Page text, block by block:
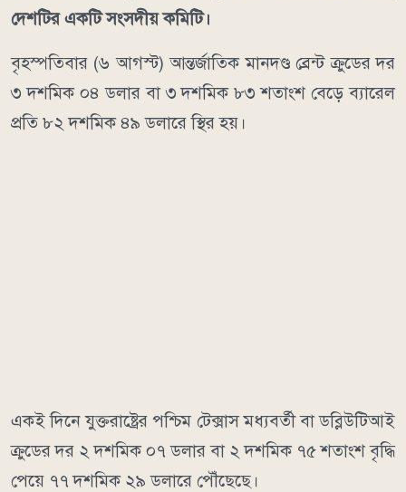
দেশটির একটি সংসদীয় কমিটি।
বৃহস্পতিবার (৬ আগস্ট) আন্তর্জাতিক মানদণ্ড ব্রেন্ট ক্রুডের দর
৩ দশমিক ০৪ ডলার বা ৩ দশমিক ৮৩ শতাংশ বেড়ে ব্যারেল
প্রতি ৮২ দশমিক ৪৯ ডলারে স্থির হয়।
একই দিনে যুক্তরাষ্ট্রের পশ্চিম টেক্সাস মধ্যবর্তী বা ডব্লিউটিআই
ক্রুডের দর ২ দশমিক ০৭ ডলার বা ২ দশমিক ৭৫ শতাংশ বৃদ্ধি
পেয়ে ৭৭ দশমিক ২৯ ডলারে পৌঁছেছে।